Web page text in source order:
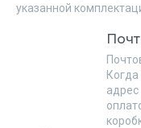
указанной